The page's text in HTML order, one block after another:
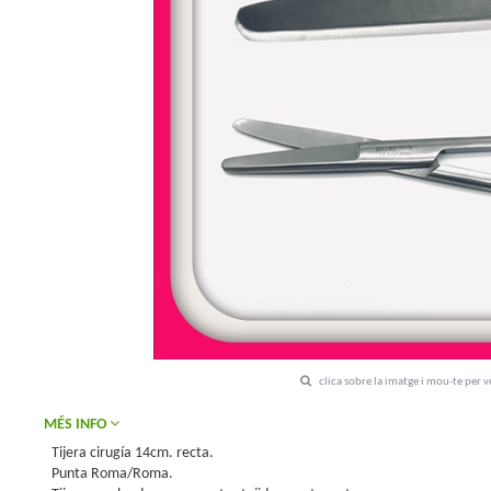
clica sobre la imatge i mou-te per
MÉS INFO
Tijera cirugía 14cm. recta.
Punta Roma/Roma.